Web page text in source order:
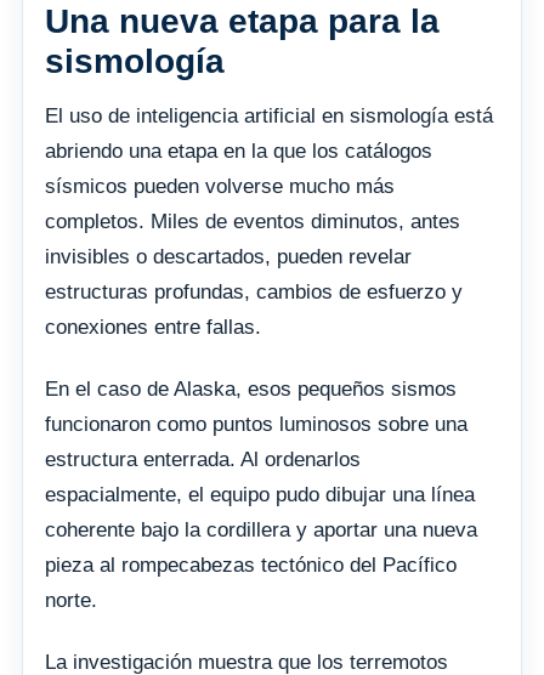
Una nueva etapa para la
sismología
El uso de inteligencia artificial en sismología está
abriendo una etapa en la que los catálogos
sísmicos pueden volverse mucho más
completos. Miles de eventos diminutos, antes
invisibles o descartados, pueden revelar
estructuras profundas, cambios de esfuerzo y
conexiones entre fallas.
En el caso de Alaska, esos pequeños sismos
funcionaron como puntos luminosos sobre una
estructura enterrada. Al ordenarlos
espacialmente, el equipo pudo dibujar una línea
coherente bajo la cordillera y aportar una nueva
pieza al rompecabezas tectónico del Pacífico
norte.
La investigación muestra que los terremotos